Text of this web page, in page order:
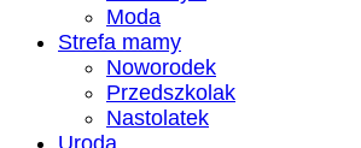
Moda
Strefa mamy
Noworodek
Przedszkolak
Nastolatek
Uroda